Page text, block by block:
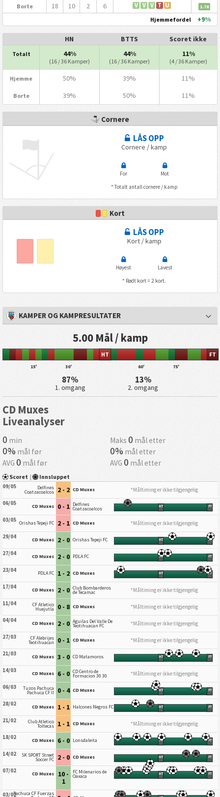
Borte 18 10 2 6 V V V T U 1.78
Hjemmefordel +9%
HN BTTS Scoret ikke
Totalt 44%
(16 / 36 Kamper)
44%
(16 / 36 Kamper)
11%
(4 / 36 Kamper)
Hjemme 50% 39% 11%
Borte 39% 50% 11%
Cornere
LÅS OPP
Cornere / kamp
For
Mot
* Totalt antall cornere / kamp
Kort
LÅS OPP
Kort / kamp
Høyest
Lavest
* Rødt kort = 2 kort.
KAMPER OG KAMPRESULTATER
5.00 Mål / kamp
15' 30'
HT
60' 75'
FT
87%
1. omgang
13%
2. omgang
CD Muxes
Liveanalyser
0 min Maks 0 mål etter
0% mål før 0% mål etter
AVG 0 mål før AVG 0 mål etter
Scoret | Innsluppet
09/05 Delfines
Coatzacoalcos 2 - 2 CD Muxes
*Måltiming er ikke tilgjengelig
06/05
CD Muxes 0 - 1 Delfines
Coatzacoalcos HT FT
03/05 Orishas Tepeji FC 2 - 1 CD Muxes
*Måltiming er ikke tilgjengelig
29/04
CD Muxes 2 - 0 Orishas Tepeji FC HT FT
27/04 CD Muxes 2 - 0 PDLA FC HT FT
23/04 PDLA FC 1 - 2 CD Muxes HT FT
17/04 CD Muxes 2 - 0 Club Bombarderos
de Tecamac
*Måltiming er ikke tilgjengelig
11/04
CF Atletico
Huejutla 0 - 8 CD Muxes
*Måltiming er ikke tilgjengelig
04/04
CD Muxes 2 - 0 Aguilas Del Valle De
Teotihuacan FC
*Måltiming er ikke tilgjengelig
27/03
CF Alebrijes
Teotihuacan 0 - 1 CD Muxes
*Måltiming er ikke tilgjengelig
21/03
CD Muxes 3 - 0 CD Matamoros HT FT
14/03 CD Muxes 6 - 0 CD Centro de
Formacion 30 30
*Måltiming er ikke tilgjengelig
06/03
Tuzos Pachuca
Pachuca CF II 0 - 4 CD Muxes HT FT
28/02 CD Muxes 1 - 1 Halcones Negros FC HT FT
21/02 Club Atletico
Toltecas 1 - 1 CD Muxes
*Måltiming er ikke tilgjengelig
18/02
CD Muxes 6 - 0 Lonsdaleita HT FT
14/02 SK SPORT Street
Soccer FC 2 - 0 CD Muxes HT FT
07/02 CD Muxes
10 -
1
FC Milenarios de
Oaxaca HT FT
03/02Pachuca CF Fuerzas